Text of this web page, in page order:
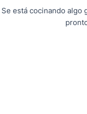
Se está cocinando algo